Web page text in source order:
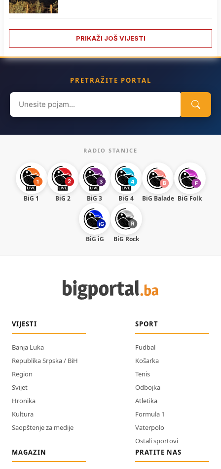
PRIKAŽI JOŠ VIJESTI
PRETRAŽITE PORTAL
Search
for:
RADIO STANICE
BiG 1 BiG 2 BiG 3 BiG 4 BiG Balade BiG Folk
BiG iG BiG Rock
VIJESTI
Banja Luka
Republika Srpska / BiH
Region
Svijet
Hronika
Kultura
Saopštenje za medije
SPORT
Fudbal
Košarka
Tenis
Odbojka
Atletika
Formula 1
Vaterpolo
Ostali sportovi
MAGAZIN
PRATITE NAS